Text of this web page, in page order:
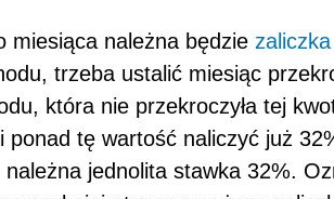
miesiąca należna będzie zaliczka
trzeba ustalić miesiąc
która nie przekroczyła tej
ponad tę wartość naliczyć już
jednolita stawka 32%.